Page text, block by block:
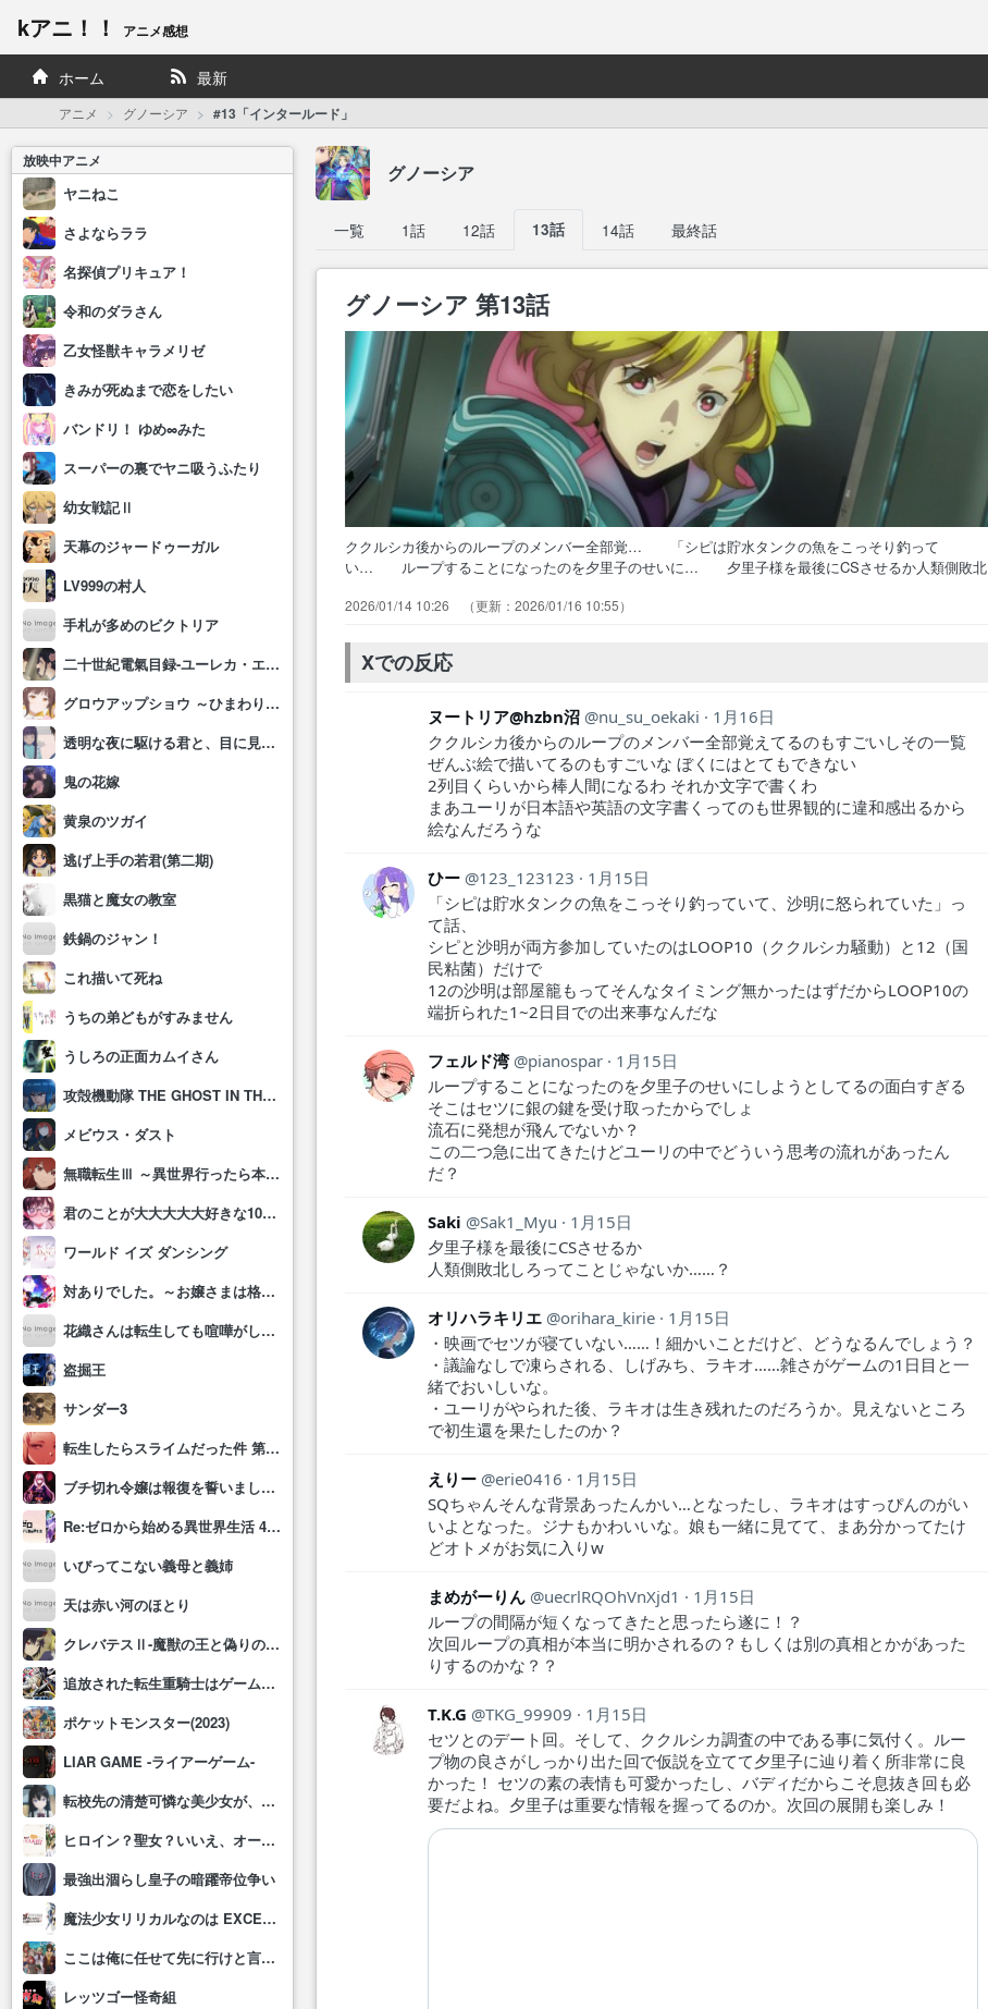
kアニ！！ アニメ感想
ホーム 最新
アニメ グノーシア #13「インタールード」
放映中アニメ
ヤニねこ
さよならララ
名探偵プリキュア！
令和のダラさん
乙女怪獣キャラメリゼ
きみが死ぬまで恋をしたい
バンドリ！ ゆめ∞みた
スーパーの裏でヤニ吸うふたり
幼女戦記Ⅱ
天幕のジャードゥーガル
LV999の村人
手札が多めのビクトリア
二十世紀電氣目録-ユーレカ・エヴリカ-
グロウアップショウ ～ひまわりのサーカス団～
透明な夜に駆ける君と、目に見えない恋をした。
鬼の花嫁
黄泉のツガイ
逃げ上手の若君(第二期)
黒猫と魔女の教室
鉄鍋のジャン！
これ描いて死ね
うちの弟どもがすみません
うしろの正面カムイさん
攻殻機動隊 THE GHOST IN THE SHELL
メビウス・ダスト
無職転生Ⅲ ～異世界行ったら本気だす～
君のことが大大大大大好きな100人の彼女(第3期)
ワールド イズ ダンシング
対ありでした。～お嬢さまは格闘ゲームなんてしない～
花織さんは転生しても喧嘩がしたい
盗掘王
サンダー3
転生したらスライムだった件 第4期
ブチ切れ令嬢は報復を誓いました。 ～魔導書の力で祖国を叩き潰します～
Re:ゼロから始める異世界生活 4th season
いびってこない義母と義姉
天は赤い河のほとり
クレバテスⅡ-魔獣の王と偽りの勇者伝承-
追放された転生重騎士はゲーム知識で無双する
ポケットモンスター(2023)
LIAR GAME -ライアーゲーム-
転校先の清楚可憐な美少女が、昔男子と思って一緒に遊んだ幼馴染だった件
ヒロイン？聖女？いいえ、オールワークスメイドです(誇)！
最強出涸らし皇子の暗躍帝位争い
魔法少女リリカルなのは EXCEEDS Gun Blaze Vengeance
ここは俺に任せて先に行けと言ってから10年がたったら伝説になっていた。
レッツゴー怪奇組
グノーシア
一覧 1話 12話 13話 14話 最終話
グノーシア 第13話
ククルシカ後からのループのメンバー全部覚… 「シピは貯水タンクの魚をこっそり釣って
い… ループすることになったのを夕里子のせいに… 夕里子様を最後にCSさせるか人類側敗北
っ… ループの間隔が短くなってきたと思ったら遂… そして、ククルシカ調査の中である事に
のイベ…
2026/01/14 10:26 2026/01/16 10:55
Xでの反応
ヌートリア@hzbn沼 nu_su_oekaki
1月16日
ククルシカ後からのループのメンバー全部覚えてるのもすごいしその一覧
ぜんぶ絵で描いてるのもすごいな ぼくにはとてもできない
2列目くらいから棒人間になるわ それか文字で書くわ
まあユーリが日本語や英語の文字書くってのも世界観的に違和感出るから
絵なんだろうな
ひー 123_123123
1月15日
「シピは貯水タンクの魚をこっそり釣っていて、沙明に怒られていた」っ
て話、
シピと沙明が両方参加していたのはLOOP10（ククルシカ騒動）と12（国
民粘菌）だけで
12の沙明は部屋籠もってそんなタイミング無かったはずだからLOOP10の
端折られた1~2日目での出来事なんだな
フェルド湾 pianospar
1月15日
ループすることになったのを夕里子のせいにしようとしてるの面白すぎる
そこはセツに銀の鍵を受け取ったからでしょ
流石に発想が飛んでないか？
この二つ急に出てきたけどユーリの中でどういう思考の流れがあったん
だ？
Saki Sak1_Myu
1月15日
夕里子様を最後にCSさせるか
人類側敗北しろってことじゃないか……？
オリハラキリエ orihara_kirie
1月15日
・映画でセツが寝ていない……！細かいことだけど、どうなるんでしょう？
・議論なしで凍らされる、しげみち、ラキオ……雑さがゲームの1日目と一
緒でおいしいな。
・ユーリがやられた後、ラキオは生き残れたのだろうか。見えないところ
で初生還を果たしたのか？
えりー erie0416
1月15日
SQちゃんそんな背景あったんかい…となったし、ラキオはすっぴんのがい
いよとなった。ジナもかわいいな。娘も一緒に見てて、まあ分かってたけ
どオトメがお気に入りw
まめがーりん uecrlRQOhVnXjd1
1月15日
ループの間隔が短くなってきたと思ったら遂に！？
次回ループの真相が本当に明かされるの？もしくは別の真相とかがあった
りするのかな？？
T.K.G TKG_99909
1月15日
セツとのデート回。そして、ククルシカ調査の中である事に気付く。ルー
プ物の良さがしっかり出た回で仮説を立てて夕里子に辿り着く所非常に良
かった！ セツの素の表情も可愛かったし、バディだからこそ息抜き回も必
要だよね。夕里子は重要な情報を握ってるのか。次回の展開も楽しみ！